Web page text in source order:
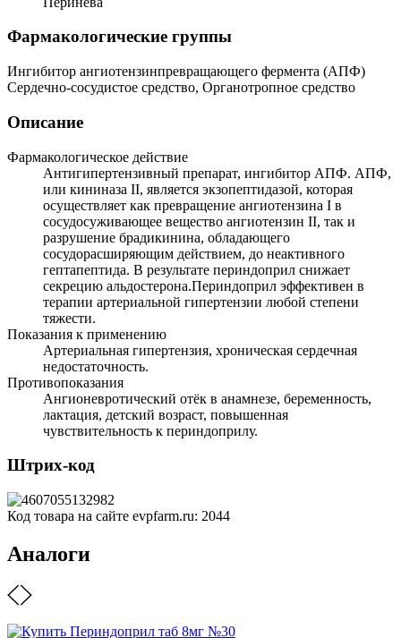
Фармакологические группы
Ингибитор ангиотензинпревращающего фермента (АПФ)
Сердечно-сосудистое средство, Органотропное средство
Описание
Фармакологическое действие
Антигипертензивный препарат, ингибитор АПФ. АПФ,
или кининаза II, является экзопептидазой, которая
осуществляет как превращение ангиотензина I в
сосудосуживающее вещество ангиотензин II, так и
разрушение брадикинина, обладающего
сосудорасширяющим действием, до неактивного
гептапептида. В результате периндоприл снижает
секрецию альдостерона.Периндоприл эффективен в
терапии артериальной гипертензии любой степени
тяжести.
Показания к применению
Артериальная гипертензия, хроническая сердечная
недостаточность.
Противопоказания
Ангионевротический отёк в анамнезе, беременность,
лактация, детский возраст, повышенная
чувствительность к периндоприлу.
Штрих-код
Код товара на сайте evpfarm.ru: 2044
Аналоги